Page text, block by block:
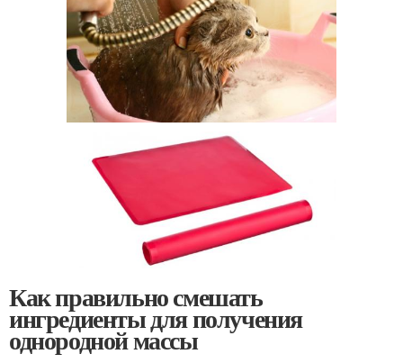
Как правильно смешать
ингредиенты для получения
однородной массы